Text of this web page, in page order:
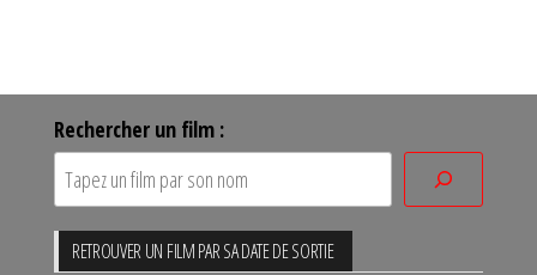
Rechercher un film :
RETROUVER UN FILM PAR SA DATE DE SORTIE